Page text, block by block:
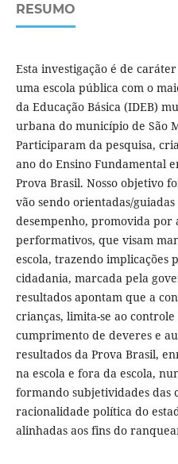
RESUMO
Esta investigação é de
uma escola pública com o
da Educação Básica (IDEB)
urbana do município de São
Participaram da pesquisa,
ano do Ensino Fundamental
Prova Brasil. Nosso objetivo
vão sendo orientadas/
desempenho, promovida por
performativos, que visam
escola, trazendo implicações
cidadania, marcada pela
resultados apontam que a
crianças, limita-se ao
cumprimento de deveres e
resultados da Prova Brasil,
na escola e fora da escola,
formando subjetividades das
racionalidade política do
alinhadas aos fins do